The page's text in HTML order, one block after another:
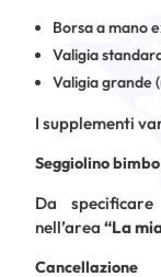
Borsa a mano
Valigia
Valigia grande
I supplementi
Seggiolino
Da
nell’area “La
Cancellazione